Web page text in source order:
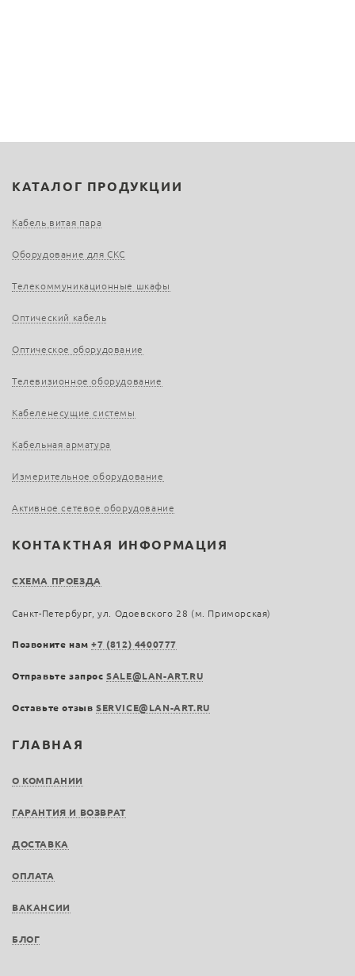
ГЛАВНАЯ
О КОМПАНИИ
ГАРАНТИЯ И ВОЗВРАТ
ДОСТАВКА
ОПЛАТА
ВАКАНСИИ
БЛОГ
КАТАЛОГ ПРОДУКЦИИ
Кабель витая пара
Оборудование для СКС
Телекоммуникационные шкафы
Оптический кабель
Оптическое оборудование
Телевизионное оборудование
Кабеленесущие системы
Кабельная арматура
Измерительное оборудование
Активное сетевое оборудование
КОНТАКТНАЯ ИНФОРМАЦИЯ
СХЕМА ПРОЕЗДА
Санкт-Петербург, ул. Одоевского 28 (м. Приморская)
Позвоните нам+7 (812) 4400777
Отправьте запросSALE@LAN-ART.RU
Оставьте отзыв SERVICE@LAN-ART.RU